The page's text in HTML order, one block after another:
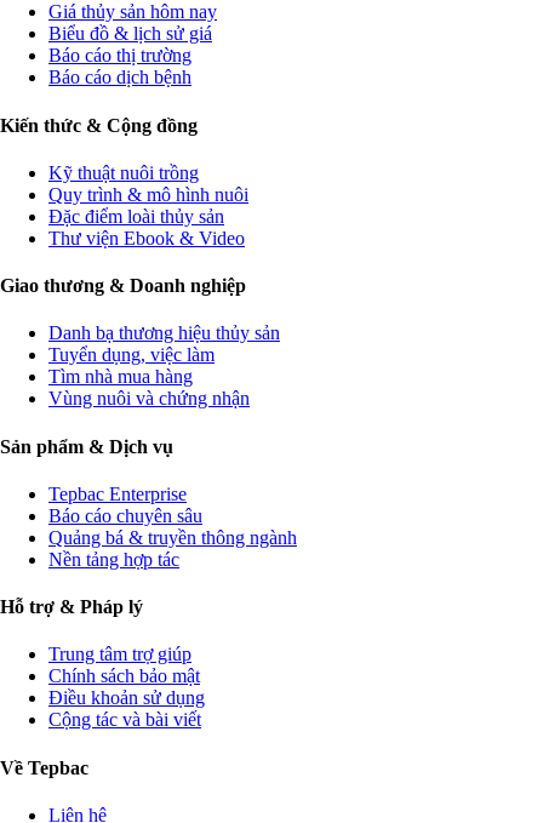
Giá thủy sản hôm nay
Biểu đồ & lịch sử giá
Báo cáo thị trường
Báo cáo dịch bệnh
Kiến thức & Cộng đồng
Kỹ thuật nuôi trồng
Quy trình & mô hình nuôi
Đặc điểm loài thủy sản
Thư viện Ebook & Video
Giao thương & Doanh nghiệp
Danh bạ thương hiệu thủy sản
Tuyển dụng, việc làm
Tìm nhà mua hàng
Vùng nuôi và chứng nhận
Sản phẩm & Dịch vụ
Tepbac Enterprise
Báo cáo chuyên sâu
Quảng bá & truyền thông ngành
Nền tảng hợp tác
Hỗ trợ & Pháp lý
Trung tâm trợ giúp
Chính sách bảo mật
Điều khoản sử dụng
Cộng tác và bài viết
Về Tepbac
Liên hệ